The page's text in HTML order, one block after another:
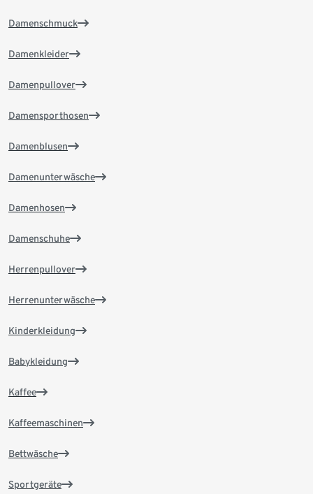
Damenschmuck
Damenkleider
Damenpullover
Damensporthosen
Damenblusen
Damenunterwäsche
Damenhosen
Damenschuhe
Herrenpullover
Herrenunterwäsche
Kinderkleidung
Babykleidung
Kaffee
Kaffeemaschinen
Bettwäsche
Sportgeräte